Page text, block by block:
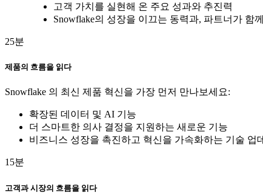
고객 가치를 실현해 온 주요 성과와 추진력
Snowflake의 성장을 이끄는 동력과, 파트너가 함
25분
제품의 흐름을 읽다
Snowflake 의 최신 제품 혁신을 가장 먼저 만나보세요:
확장된 데이터 및 AI 기능
더 스마트한 의사 결정을 지원하는 새로운 기능
비즈니스 성장을 촉진하고 혁신을 가속화하는 기술 업
15분
고객과 시장의 흐름을 읽다